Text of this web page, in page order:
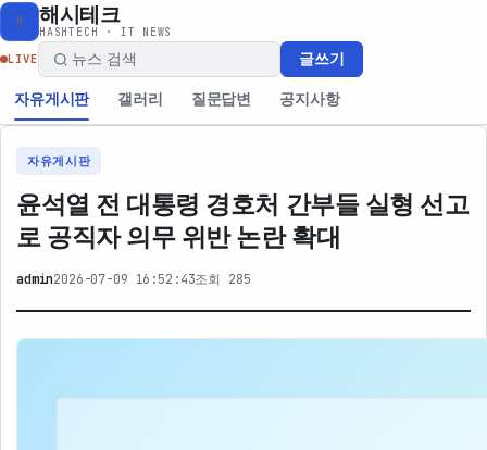
H 해시테크
HASHTECH · IT NEWS
자유게시판 갤러리 질문답변 공지사항
LIVE 글쓰기
자유게시판
윤석열 전 대통령 경호처 간부들 실형 선고
로 공직자 의무 위반 논란 확대
admin2026-07-09 16:52:43조회 285